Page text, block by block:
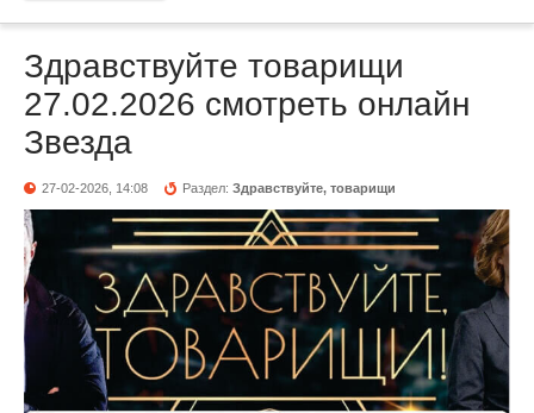
Здравствуйте товарищи
27.02.2026 смотреть онлайн
Звезда
27-02-2026, 14:08 Раздел:Здравствуйте, товарищи